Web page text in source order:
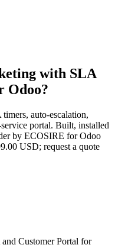
with SLA
Odoo?
auto-escalation,
portal. Built, installed
by ECOSIRE for Odoo
USD; request a quote
Customer Portal for